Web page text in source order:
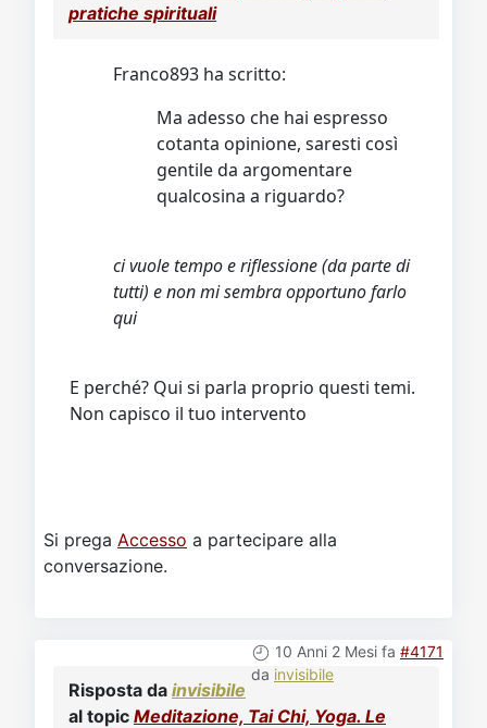
pratiche spirituali
Franco893 ha scritto:
Ma adesso che hai espresso
cotanta opinione, saresti così
gentile da argomentare
qualcosina a riguardo?
ci vuole tempo e riflessione (da parte di
tutti) e non mi sembra opportuno farlo
qui
E perché? Qui si parla proprio questi temi.
Non capisco il tuo intervento
Si prega Accesso a partecipare alla
conversazione.
10 Anni 2 Mesi fa #4171
da invisibile
Risposta da invisibile
al topic Meditazione, Tai Chi, Yoga. Le